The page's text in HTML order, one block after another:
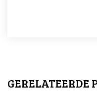
GERELATEERDE